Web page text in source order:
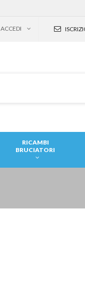
ACCEDI
RICAMBI
BRUCIATORI